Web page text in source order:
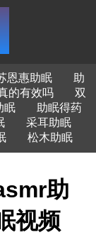
恩惠助眠
助
的有效吗
双
眠
助眠得药
采耳助眠
松木助眠
助
视频